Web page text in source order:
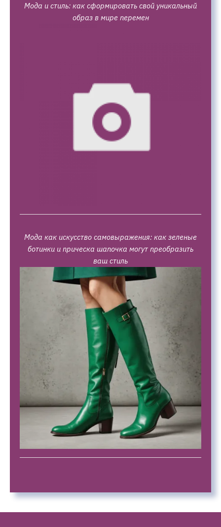
Мода и стиль: как сформировать свой уникальный
образ в мире перемен
Мода как искусство самовыражения: как зеленые
ботинки и прическа шапочка могут преобразить
ваш стиль